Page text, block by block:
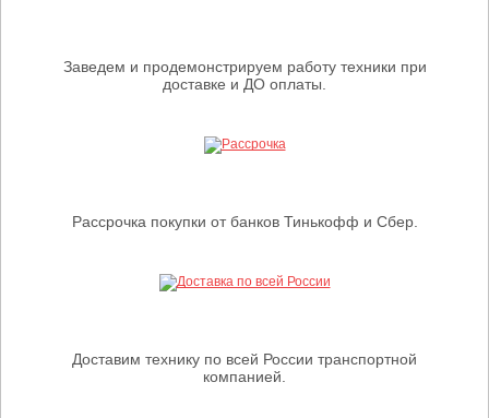
Заведем и продемонстрируем работу техники при
доставке и ДО оплаты.
Рассрочка покупки от банков Тинькофф и Сбер.
Доставим технику по всей России транспортной
компанией.